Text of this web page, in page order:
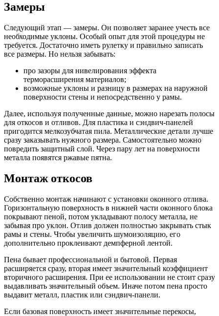
Замеры
Следующий этап — замеры. Он позволяет заранее учесть все
необходимые уклоны. Особый опыт для этой процедуры не
требуется. Достаточно иметь рулетку и правильно записать
все размеры. Но нельзя забывать:
про зазоры для нивелирования эффекта
терморасширения материалов;
возможные уклоны и разницу в размерах на наружной
поверхности стены и непосредственно у рамы.
Далее, используя полученные данные, можно нарезать полосы
для откосов и отливов. Для пластика и сэндвич-панелей
пригодится мелкозубчатая пила. Металлические детали лучше
сразу заказывать нужного размера. Самостоятельно можно
повредить защитный слой. Через пару лет на поверхности
металла появятся ржавые пятна.
Монтаж откосов
Собственно монтаж начинают с установки оконного отлива.
Горизонтальную поверхность в нижней части оконного блока
покрывают пеной, потом укладывают полосу металла, не
забывая про уклон. Отлив должен полностью закрывать стык
рамы и стены. Чтобы увеличить шумоизоляцию, его
дополнительно проклеивают демпферной лентой.
Пена бывает профессиональной и бытовой. Первая
расширяется сразу, вторая имеет значительный коэффициент
вторичного расширения. При ее использовании не стоит сразу
выдавливать значительный объем. Иначе потом пена просто
выдавит металл, пластик или сэндвич-панели.
Если базовая поверхность имеет значительные перекосы,